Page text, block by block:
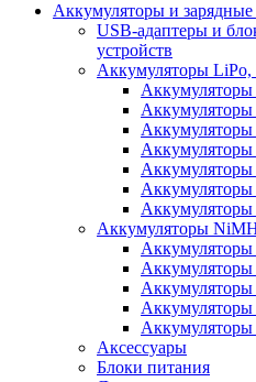
Аккумуляторы и зарядные
USB-адаптеры и
устройств
Аккумуляторы LiPo,
Аккумуляторы
Аксессуары
Блоки питания